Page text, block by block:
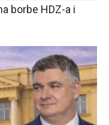
borbe HDZ-a i